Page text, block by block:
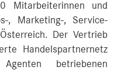
Mitarbeiterinnen und
, Marketing-, Service-
Der Vertrieb
Handelspartnernetz
betriebenen